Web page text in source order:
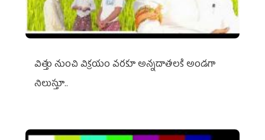
విత్తు నుంచి విక్రయం వరకూ అన్నదాతలకి అండగా
నిలుస్తూ..